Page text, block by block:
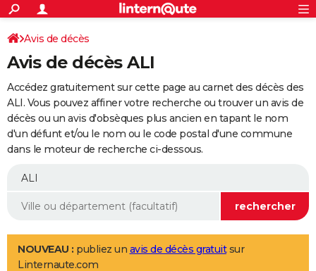
ACTUALITÉS
Politique
Société
Faits Divers
Education
Monde
Villes
+
SPORT
Coupe du monde 2026
Football
Tennis
Cyclisme
Rugby
Forum
Programme TV
TNT
Streaming
Cinéma
Sorties cinéma
Musique
+
FINANCE
Retraite
Impôts
Epargne
Immobilier
Risques naturels par ville
Banque
Assurance
Crédit
AUTO
Essais
Réserver un essai
Citadines
Berlines
SUV
Forum auto
+
Mobiles
Meilleur smartphone
Internet
Ordinateurs
Jeux vidéo
Guide high-tech
Aménagement intérieur
LIFESTYLE
Avis de décès
Avis de décès ALI
Accédez gratuitement sur cette page au carnet des décès des
ALI. Vous pouvez affiner votre recherche ou trouver un avis de
décès ou un avis d'obsèques plus ancien en tapant le nom
d'un défunt et/ou le nom ou le code postal d'une commune
dans le moteur de recherche ci-dessous.
NOUVEAU : publiez un avis de décès gratuitsur
Linternaute.com